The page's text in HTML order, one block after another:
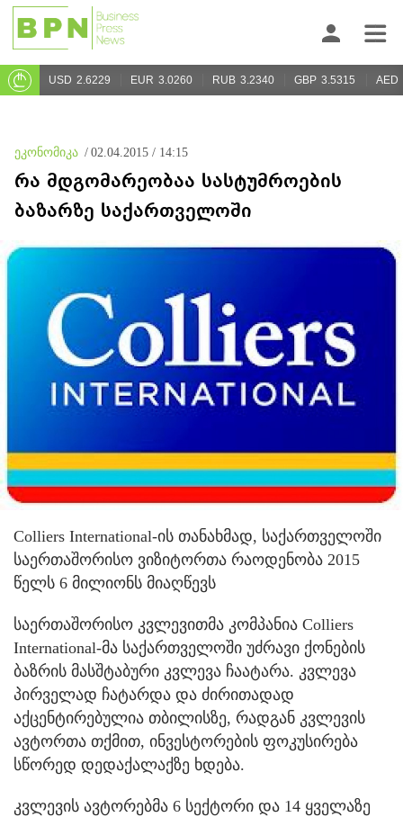
USD 2.6229 EUR 3.0260 RUB 3.2340 GBP 3.5315 AED
ეკონომიკა / 02.04.2015 / 14:15
რა მდგომარეობაა სასტუმროების
ბაზარზე საქართველოში
Colliers International-ის თანახმად, საქართველოში
საერთაშორისო ვიზიტორთა რაოდენობა 2015
წელს 6 მილიონს მიაღწევს
საერთაშორისო კვლევითმა კომპანია Colliers
International-მა საქართველოში უძრავი ქონების
ბაზრის მასშტაბური კვლევა ჩაატარა. კვლევა
პირველად ჩატარდა და ძირითადად
აქცენტირებულია თბილისზე, რადგან კვლევის
ავტორთა თქმით, ინვესტორების ფოკუსირება
სწორედ დედაქალაქზე ხდება.
კვლევის ავტორებმა 6 სექტორი და 14 ყველაზე